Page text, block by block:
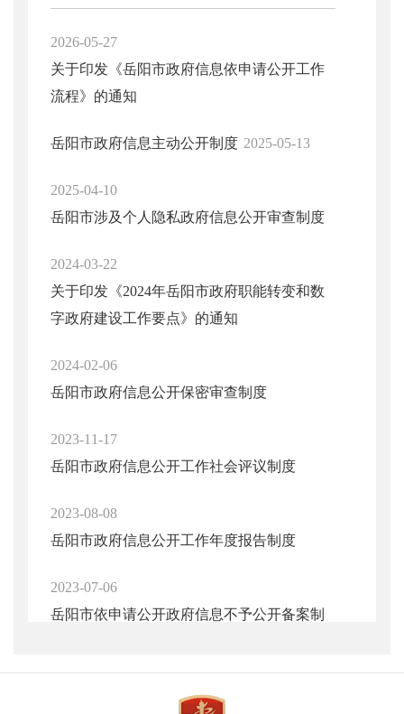
2026-05-27
关于印发《岳阳市政府信息依申请公开工作
流程》的通知
2025-05-13
岳阳市政府信息主动公开制度
2025-04-10
岳阳市涉及个人隐私政府信息公开审查制度
2024-03-22
关于印发《2024年岳阳市政府职能转变和数
字政府建设工作要点》的通知
2024-02-06
岳阳市政府信息公开保密审查制度
2023-11-17
岳阳市政府信息公开工作社会评议制度
2023-08-08
岳阳市政府信息公开工作年度报告制度
2023-07-06
岳阳市依申请公开政府信息不予公开备案制